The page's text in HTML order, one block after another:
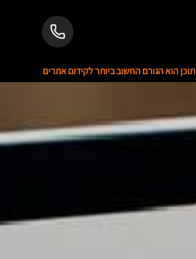
תוכן הוא הגורם החשוב ביותר לקידום אתרים